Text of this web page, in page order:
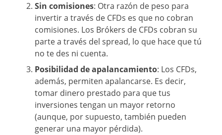
Sin comisiones: Otra razón de peso para
invertir a través de CFDs es que no cobran
comisiones. Los Brókers de CFDs cobran su
parte a través del spread, lo que hace que tú
no te des ni cuenta.
Posibilidad de apalancamiento: Los CFDs,
además, permiten apalancarse. Es decir,
tomar dinero prestado para que tus
inversiones tengan un mayor retorno
(aunque, por supuesto, también pueden
generar una mayor pérdida).